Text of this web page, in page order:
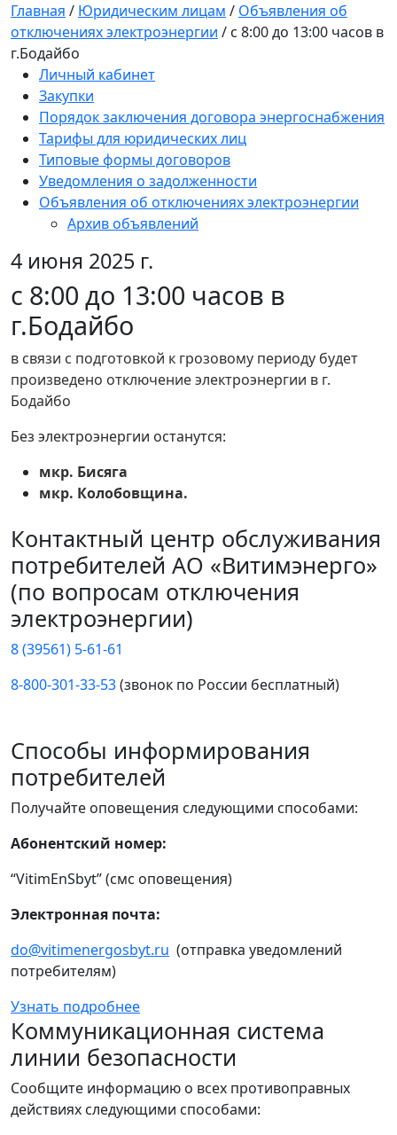
Главная / Юридическим лицам / Объявления об
отключениях электроэнергии / с 8:00 до 13:00 часов в
г.Бодайбо
Личный кабинет
Закупки
Порядок заключения договора энергоснабжения
Тарифы для юридических лиц
Типовые формы договоров
Уведомления о задолженности
Объявления об отключениях электроэнергии
Архив объявлений
4 июня 2025 г.
с 8:00 до 13:00 часов в
г.Бодайбо
в связи с подготовкой к грозовому периоду будет
произведено отключение электроэнергии в г.
Бодайбо
Без электроэнергии останутся:
мкр. Бисяга
мкр. Колобовщина.
Контактный центр обслуживания
потребителей АО «Витимэнерго»
(по вопросам отключения
электроэнергии)
8 (39561) 5-61-61
8-800-301-33-53(звонок по России бесплатный)
Способы информирования
потребителей
Получайте оповещения следующими способами:
Абонентский номер:
“VitimEnSbyt” (смс оповещения)
Электронная почта:
do@vitimenergosbyt.ru (отправка уведомлений
потребителям)
Узнать подробнее
Коммуникационная система
линии безопасности
Сообщите информацию о всех противоправных
действиях следующими способами: